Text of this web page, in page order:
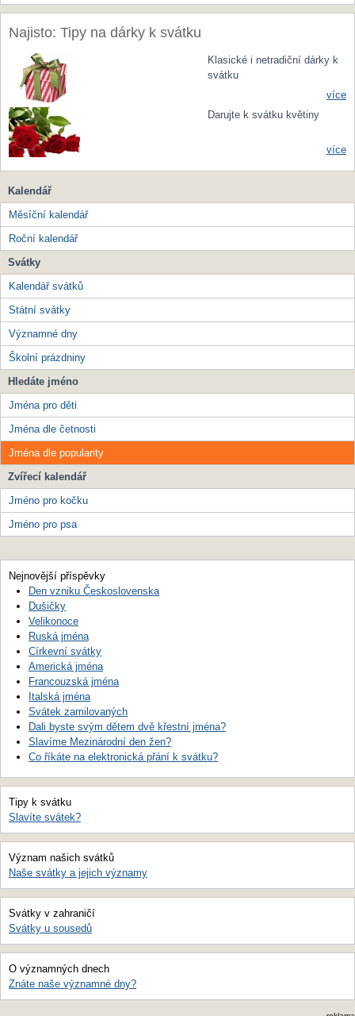
Najisto: Tipy na dárky k svátku
Klasické i netradiční dárky k
svátku
více
Darujte k svátku květiny
více
Kalendář
Měsíční kalendář
Roční kalendář
Svátky
Kalendář svátků
Státní svátky
Významné dny
Školní prázdniny
Hledáte jméno
Jména pro děti
Jména dle četnosti
Jména dle popularity
Zvířecí kalendář
Jméno pro kočku
Jméno pro psa
Nejnovější příspěvky
Den vzniku Československa
Dušičky
Velikonoce
Ruská jména
Církevní svátky
Americká jména
Francouzská jména
Italská jména
Svátek zamilovaných
Dali byste svým dětem dvě křestní jména?
Slavíme Mezinárodní den žen?
Co říkáte na elektronická přání k svátku?
Tipy k svátku
Slavíte svátek?
Význam našich svátků
Naše svátky a jejich významy
Svátky v zahraničí
Svátky u sousedů
O významných dnech
Znáte naše významné dny?